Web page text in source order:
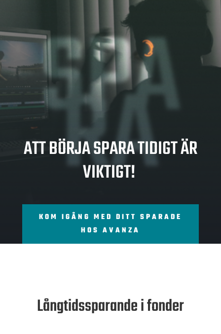
SPA
RA
ATT BÖRJA SPARA TIDIGT ÄR
VIKTIGT!
KOM IGÅNG MED DITT SPARADE
HOS AVANZA
Långtidssparande i fonder